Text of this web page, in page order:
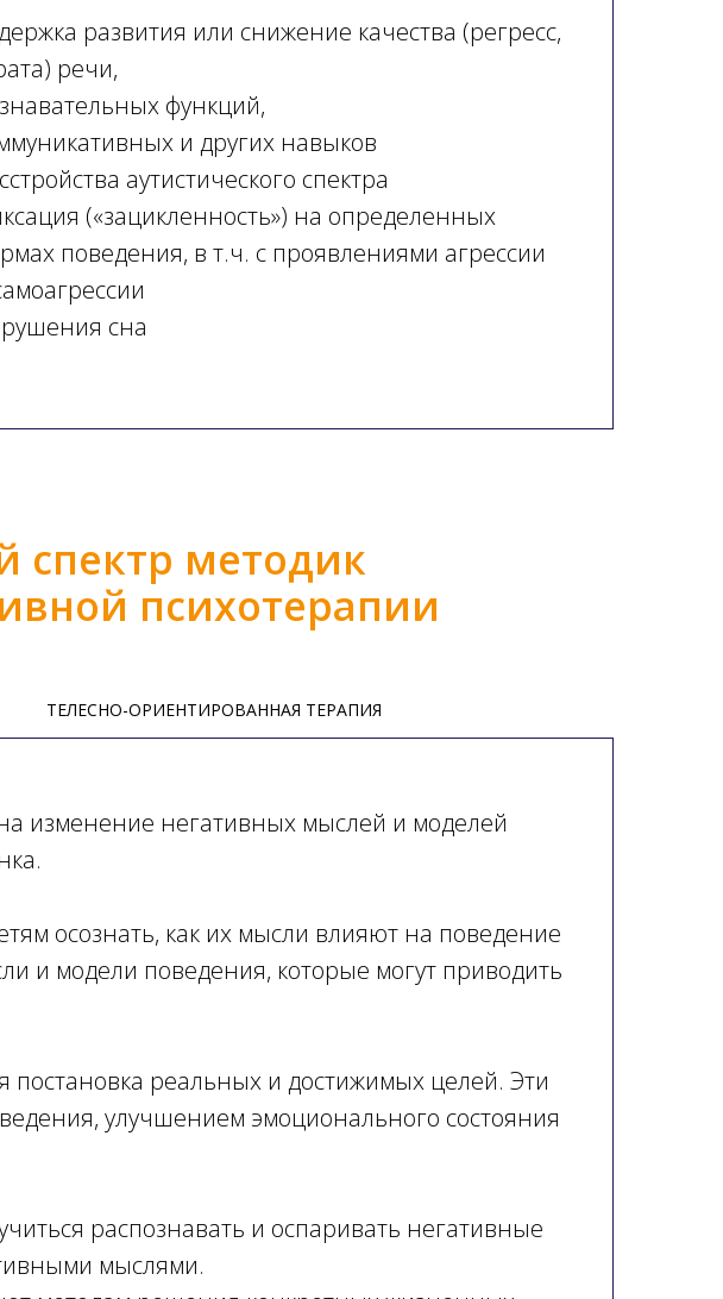
развития или снижение качества (регресс,
речи,
функций,
и других навыков
аутистического спектра
(«зацикленность») на определенных
поведения, в т.ч. с проявлениями агрессии
сна
методик
психотерапии
ТЕЛЕСНО-ОРИЕНТИРОВАННАЯ ТЕРАПИЯ
изменение негативных мыслей и моделей
осознать, как их мысли влияют на поведение
и модели поведения, которые могут приводить
постановка реальных и достижимых целей. Эти
улучшением эмоционального состояния
распознавать и оспаривать негативные
мыслями.